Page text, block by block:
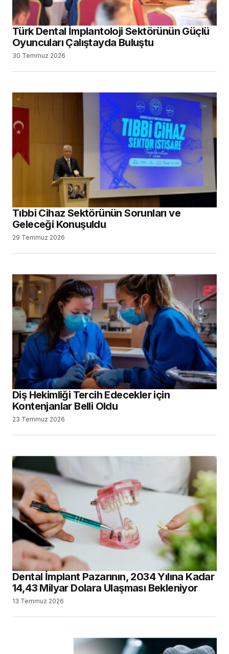
Türk Dental İmplantoloji Sektörünün Güçlü
Oyuncuları Çalıştayda Buluştu
30 Temmuz 2026
Tıbbi Cihaz Sektörünün Sorunları ve
Geleceği Konuşuldu
29 Temmuz 2026
Diş Hekimliği Tercih Edecekler için
Kontenjanlar Belli Oldu
23 Temmuz 2026
Dental İmplant Pazarının, 2034 Yılına Kadar
14,43 Milyar Dolara Ulaşması Bekleniyor
13 Temmuz 2026